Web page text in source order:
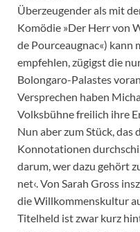
Überzeugender als mit
Komödie »Der Herr von
de Pourceaugnac«) kann
empfehlen, zügigst die
Bolongaro-Palastes
Versprechen haben
Volksbühne freilich ihre
Nun aber zum Stück,
Konnotationen
darum, wer dazu gehört
net‹. Von Sarah Gross
die Willkommenskultur
Titelheld ist zwar kurz